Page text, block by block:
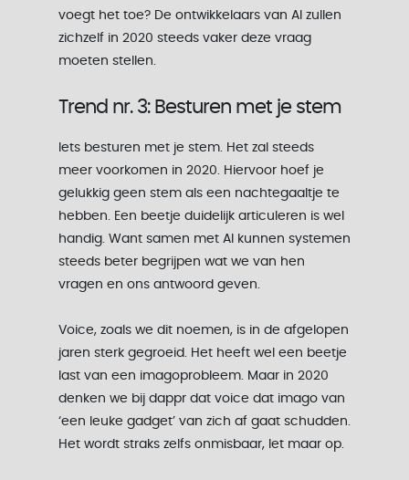
voegt het toe? De ontwikkelaars van AI zullen
zichzelf in 2020 steeds vaker deze vraag
moeten stellen.
Trend nr. 3: Besturen met je stem
Iets besturen met je stem. Het zal steeds
meer voorkomen in 2020. Hiervoor hoef je
gelukkig geen stem als een nachtegaaltje te
hebben. Een beetje duidelijk articuleren is wel
handig. Want samen met AI kunnen systemen
steeds beter begrijpen wat we van hen
vragen en ons antwoord geven.
Voice, zoals we dit noemen, is in de afgelopen
jaren sterk gegroeid. Het heeft wel een beetje
last van een imagoprobleem. Maar in 2020
denken we bij dappr dat voice dat imago van
‘een leuke gadget’ van zich af gaat schudden.
Het wordt straks zelfs onmisbaar, let maar op.